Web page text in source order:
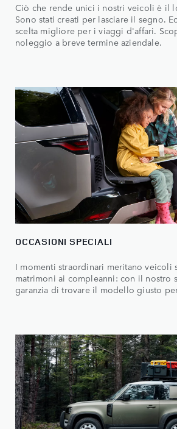
Ciò che rende unici i nostri veicoli è il
Sono stati creati per lasciare il segno.
scelta migliore per i viaggi d'affari.
noleggio a breve termine aziendale.
OCCASIONI SPECIALI
I momenti straordinari meritano veicoli
matrimoni ai compleanni: con il nostro
garanzia di trovare il modello giusto